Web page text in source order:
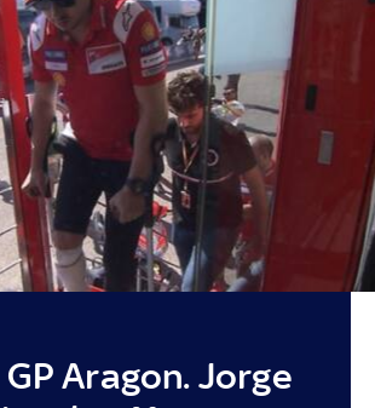
Aragon. Jorge